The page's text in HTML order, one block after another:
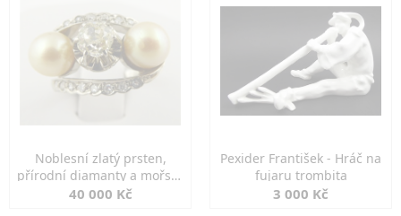
Noblesní zlatý prsten,
přírodní diamanty a mořské
perly
40 000 Kč
Pexider František - Hráč na
fujaru trombita
3 000 Kč